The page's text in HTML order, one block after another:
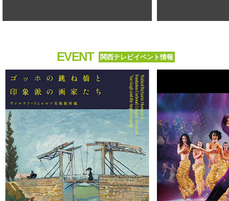
EVENT 関西テレビイベント情報